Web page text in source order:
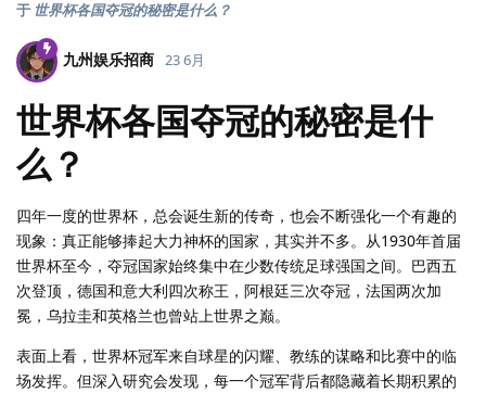
于 世界杯各国夺冠的秘密是什么？
九州娱乐招商 23 6月
世界杯各国夺冠的秘密是什
么？
四年一度的世界杯，总会诞生新的传奇，也会不断强化一个有趣的
现象：真正能够捧起大力神杯的国家，其实并不多。从1930年首届
世界杯至今，夺冠国家始终集中在少数传统足球强国之间。巴西五
次登顶，德国和意大利四次称王，阿根廷三次夺冠，法国两次加
冕，乌拉圭和英格兰也曾站上世界之巅。
表面上看，世界杯冠军来自球星的闪耀、教练的谋略和比赛中的临
场发挥。但深入研究会发现，每一个冠军背后都隐藏着长期积累的